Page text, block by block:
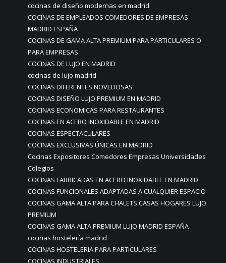
cocinas de diseño modernas en madrid
COCINAS DE EMPLEADOS COMEDORES DE EMPRESAS
MADRID ESPAÑA
COCINAS DE GAMA ALTA PREMIUM PARA PARTICULARES O
PARA EMPRESAS
COCINAS DE LUJO EN MADRID
cocinas de lujo madrid
COCINAS DIFERENTES NOVEDOSAS
COCINAS DISEÑO LUJO PREMIUM EN MADRID
COCINAS ECONOMICAS PARA RESTAURANTES
COCINAS EN ACERO INOXIDABLE EN MADRID
COCINAS ESPECTACULARES
COCINAS EXCLUSIVAS ÚNICAS EN MADRID
Cocinas Expositores Comedores Empresas Universidades
Colegios
COCINAS FABRICADAS EN ACERO INOXIDABLE EN MADRID
COCINAS FUNCIONALES ADAPTADAS A CUALQUIER ESPACIO
COCINAS GAMA ALTA PARA CHALETS CASAS HOGARES LUJO
PREMIUM
COCINAS GAMA ALTA PREMIUM LUJO MADRID ESPAÑA
cocinas hostelería madrid
COCINAS HOSTELERIA PARA PARTICULARES
COCINAS INDUSTRIALES